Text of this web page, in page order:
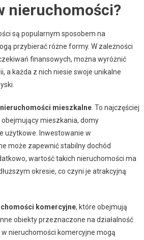
nieruchomości?
są popularnym sposobem na
przybierać różne formy. W zależności
finansowych, można wyróżnić
a każda z nich niesie swoje unikalne
nieruchomości mieszkalne. To najczęściej
mieszkania, domy
użytkowe. Inwestowanie w
może zapewnić stabilny dochód
wartość takich nieruchomości ma
okresie, co czyni je atrakcyjną
komercyjne, które obejmują
obiekty przeznaczone na działalność
nieruchomości komercyjne mogą